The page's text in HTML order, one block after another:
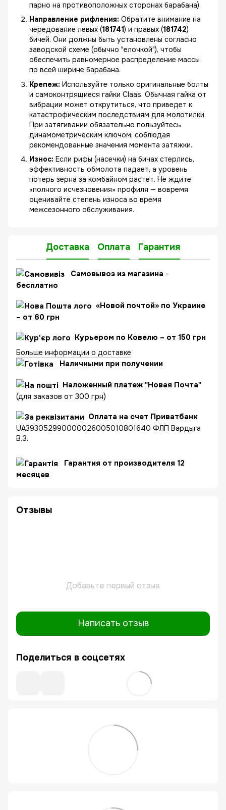
парно на противоположных сторонах барабана).
Направление рифления: Обратите внимание на
чередование левых (181741) и правых (181742)
бичей. Они должны быть установлены согласно
заводской схеме (обычно "елочкой"), чтобы
обеспечить равномерное распределение массы
по всей ширине барабана.
Крепеж: Используйте только оригинальные болты
и самоконтрящиеся гайки Claas. Обычная гайка от
вибрации может открутиться, что приведет к
катастрофическим последствиям для молотилки.
При затягивании обязательно пользуйтесь
динамометрическим ключом, соблюдая
рекомендованные значения момента затяжки.
Износ: Если рифы (насечки) на бичах стерлись,
эффективность обмолота падает, а уровень
потерь зерна за комбайном растет. Не ждите
«полного исчезновения» профиля — вовремя
оценивайте степень износа во время
межсезонного обслуживания.
Доставка Оплата Гарантия
Cамовывоз из магазина -
бесплатно
«Новой почтой» по Украине
– от 60 грн
Курьером по Ковелю – от 150 грн
Больше информации о доставке
Наличными при получении
Наложенный платеж "Новая Почта"
(для заказов от 300 грн)
Оплата на счет Приватбанк
UA393052990000026005010801640 ФЛП Вардыга
В.З.
Гарантия от производителя 12
месяцев
Отзывы
Добавьте первый отзыв
Написать отзыв
Поделиться в соцсетях